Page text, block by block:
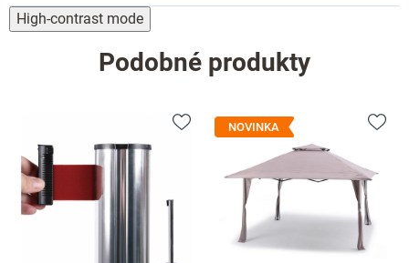
High-contrast mode
Podobné produkty
NOVINKA